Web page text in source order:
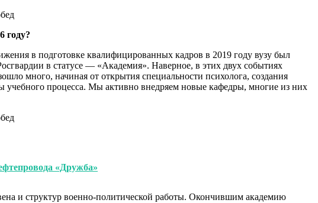
году?
в подготовке квалифицированных кадров в 2019 году вузу был
в статусе — «Академия». Наверное, в этих двух событиях
много, начиная от открытия специальности психолога, создания
учебного процесса. Мы активно внедряем новые кафедры, многие из них
«Дружба»
и структур военно-политической работы. Окончившим академию